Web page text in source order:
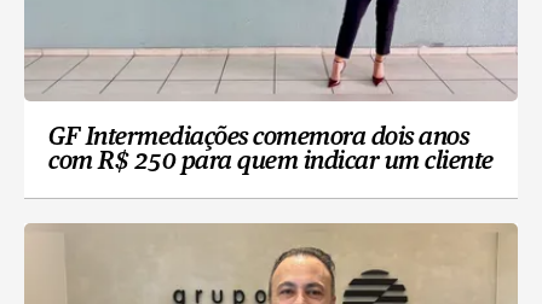
GF Intermediações comemora dois anos
com R$ 250 para quem indicar um cliente